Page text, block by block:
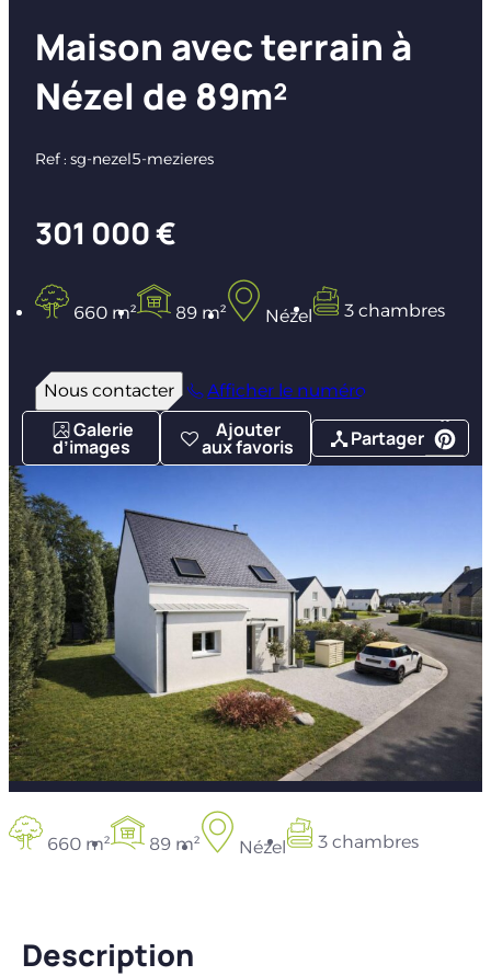
Maison avec terrain à
Nézel de 89m²
Ref : sg-nezel5-mezieres
301 000 €
660 m² 89 m² Nézel 3 chambres
Nous contacter Afficher le numéro
Galerie
d’images
Ajouter
aux favoris Partager
660 m² 89 m² Nézel 3 chambres
Description